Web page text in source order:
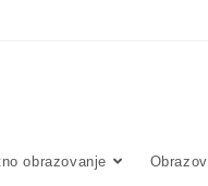
obrazovanje